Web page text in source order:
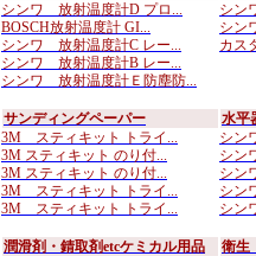
シンワ 放射温度計D プロ...
BOSCH放射温度計 GI...
シンワ 放射温度計C レー...
シンワ 放射温度計B レー...
シンワ 放射温度計Ｅ防塵防...
シン
シン
カス
サンディングペーパー
3M スティキット トライ...
3M スティキット のり付...
3M スティキット のり付...
3M スティキット トライ...
3M スティキット トライ...
水平
シン
シン
シン
シン
シン
潤滑剤・錆取剤etcケミカル用品
衛生